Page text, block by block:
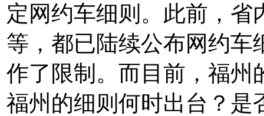
定网约车细则。此前，
等，都已陆续公布网约车
作了限制。而目前，福州
福州的细则何时出台？是